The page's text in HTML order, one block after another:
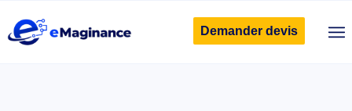
Demander devis